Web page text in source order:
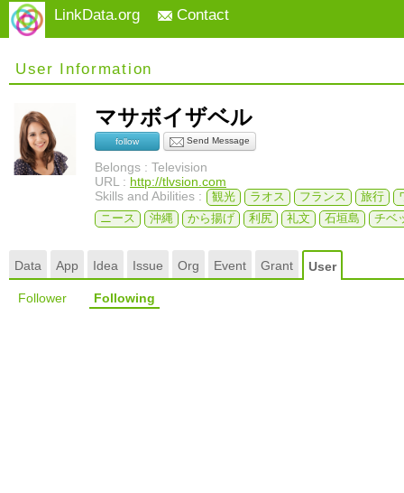
LinkData.org Contact
User Information
マサボイザベル
follow Send Message
Belongs : Television
URL : http://tlvsion.com
Skills and Abilities :
観光 ラオス フランス 旅行
ニース
沖縄 から揚げ 利尻 礼文 石垣島 チベ
Data App Idea Issue Org Event Grant User
Follower Following